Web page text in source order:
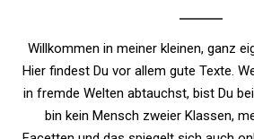
Willkommen in meiner kleinen, ganz
Hier findest Du vor allem gute Texte.
in fremde Welten abtauchst, bist Du
bin kein Mensch zweier Klassen,